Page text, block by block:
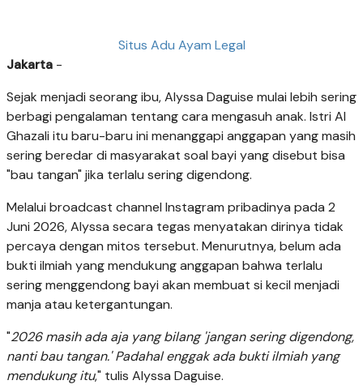
Situs Adu Ayam Legal
Jakarta -
Sejak menjadi seorang ibu, Alyssa Daguise mulai lebih sering
berbagi pengalaman tentang cara mengasuh anak. Istri Al
Ghazali itu baru-baru ini menanggapi anggapan yang masih
sering beredar di masyarakat soal bayi yang disebut bisa
"bau tangan" jika terlalu sering digendong.
Melalui broadcast channel Instagram pribadinya pada 2
Juni 2026, Alyssa secara tegas menyatakan dirinya tidak
percaya dengan mitos tersebut. Menurutnya, belum ada
bukti ilmiah yang mendukung anggapan bahwa terlalu
sering menggendong bayi akan membuat si kecil menjadi
manja atau ketergantungan.
"2026 masih ada aja yang bilang 'jangan sering digendong,
nanti bau tangan.' Padahal enggak ada bukti ilmiah yang
mendukung itu," tulis Alyssa Daguise.